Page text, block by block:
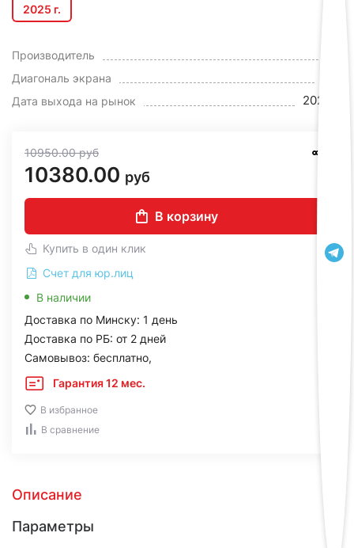
2025 г.
Производитель
Диагональ экрана
Дата выхода на рынок 2025 г.
10950.00руб
10380.00 руб
В корзину
Купить в один клик
Счет для юр.лиц
В наличии
Доставка по Минску: 1 день
Доставка по РБ: от 2 дней
Самовывоз: бесплатно,
Гарантия 12 мес.
В избранное
В сравнение
Описание
Параметры